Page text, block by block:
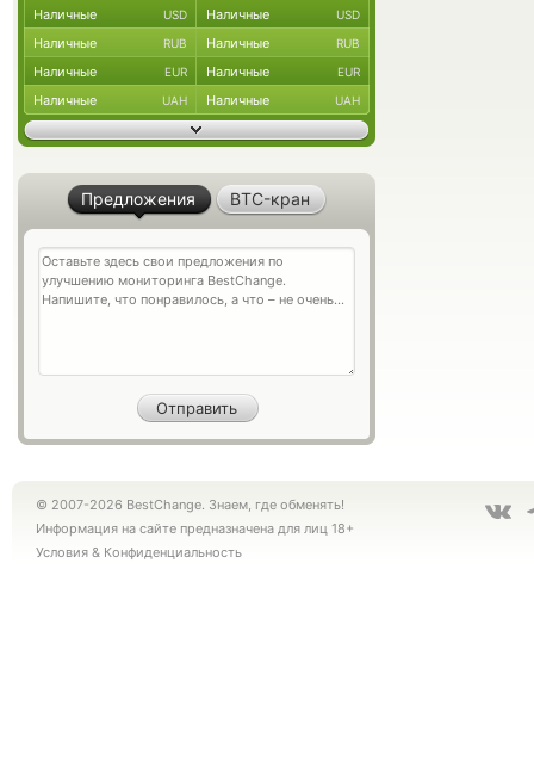
Наличные USD Наличные USD
Наличные RUB Наличные RUB
Наличные EUR Наличные EUR
Наличные UAH Наличные UAH
Предложения BTC-кран
© 2007-2026 BestChange. Знаем, где обменять!
Информация на сайте предназначена для лиц 18+
Условия & Конфиденциальность